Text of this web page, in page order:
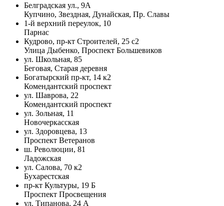
Белградская ул., 9А
Купчино, Звездная, Дунайская, Пр. Славы
1-й верхний переулок, 10
Парнас
Кудрово, пр-кт Строителей, 25 с2
Улица Дыбенко, Проспект Большевиков
ул. Школьная, 85
Беговая, Старая деревня
Богатырский пр-кт, 14 к2
Комендантский проспект
ул. Шаврова, 22
Комендантский проспект
ул. Зольная, 11
Новочеркасская
ул. Здоровцева, 13
Проспект Ветеранов
ш. Революции, 81
Ладожская
ул. Салова, 70 к2
Бухарестская
пр-кт Культуры, 19 Б
Проспект Просвещения
ул. Типанова, 24 А